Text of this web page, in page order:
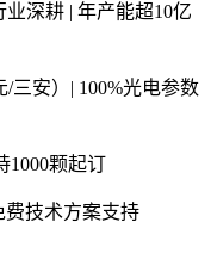
深耕 | 年产能超10亿
三安）| 100%光电参数
1000颗起订
费技术方案支持